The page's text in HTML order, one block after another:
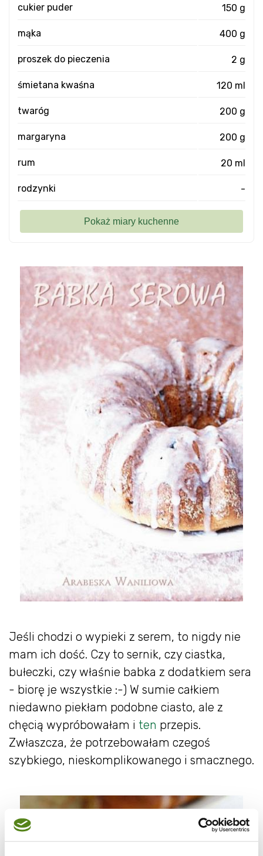
Jeśli chodzi o wypieki z serem, to nigdy nie
mam ich dość. Czy to sernik, czy ciastka,
bułeczki, czy właśnie babka z dodatkiem sera
- biorę je wszystkie :-) W sumie całkiem
niedawno piekłam podobne ciasto, ale z
chęcią wypróbowałam i ten przepis.
Zwłaszcza, że potrzebowałam czegoś
szybkiego, nieskomplikowanego i smacznego.
cukier puder 150 g
mąka 400 g
proszek do pieczenia 2 g
śmietana kwaśna 120 ml
twaróg 200 g
margaryna 200 g
rum 20 ml
rodzynki -